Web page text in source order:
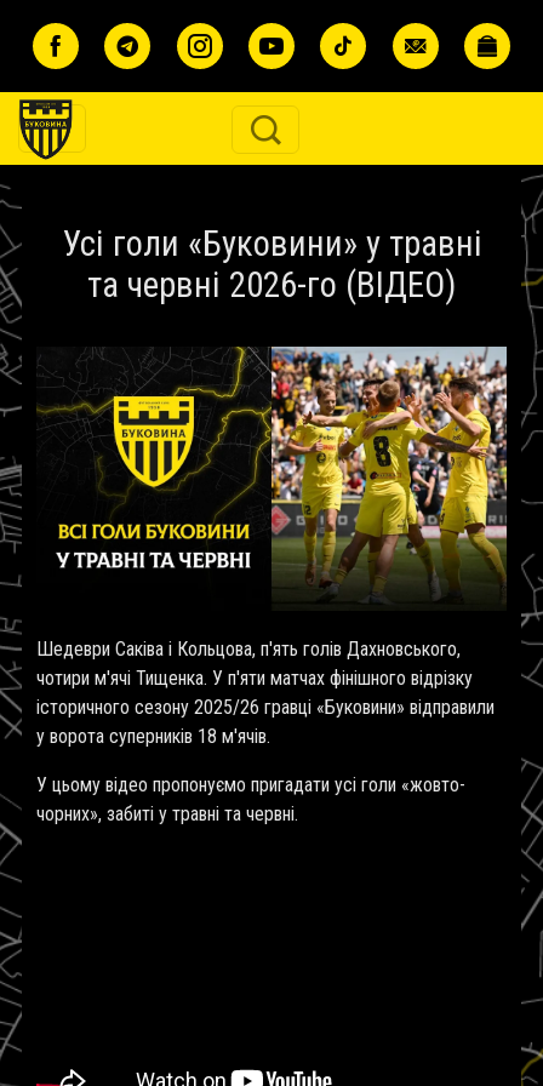
Усі голи «Буковини» у травні
та червні 2026-го (ВІДЕО)
Шедеври Саківа і Кольцова, п'ять голів Дахновського,
чотири м'ячі Тищенка. У п'яти матчах фінішного відрізку
історичного сезону 2025/26 гравці «Буковини» відправили
у ворота суперників 18 м'ячів.
У цьому відео пропонуємо пригадати усі голи «жовто-
чорних», забиті у травні та червні.